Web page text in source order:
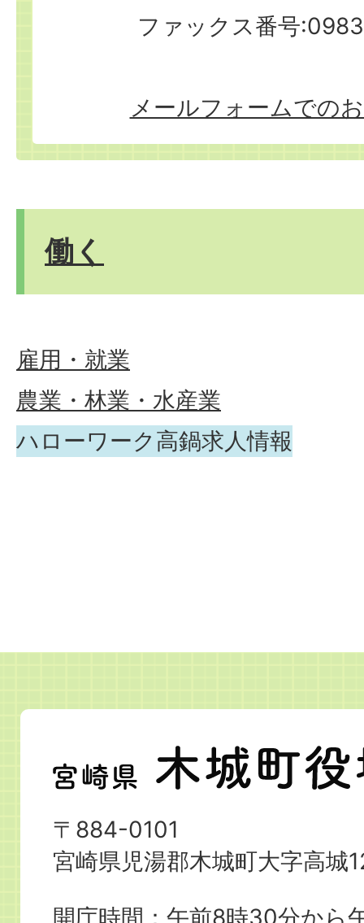
ファックス番号
メールフォームでの
働く
雇用・就業
農業・林業・水産業
ハローワーク高鍋求人情報
宮
崎
県
木
町
〒884-0101
宮崎県児湯郡木城町大字高城
開庁時間：午前8時30分から